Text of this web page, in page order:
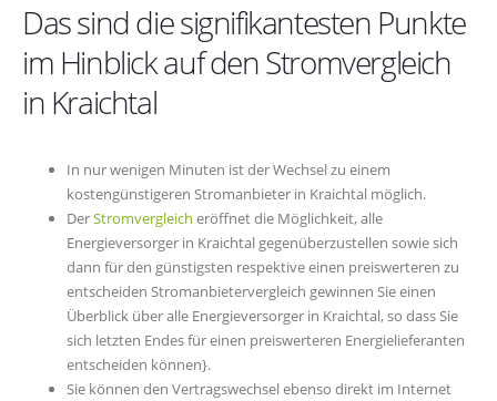
Das sind die signifikantesten Punkte
im Hinblick auf den Stromvergleich
in Kraichtal
In nur wenigen Minuten ist der Wechsel zu einem
kostengünstigeren Stromanbieter in Kraichtal möglich.
DerStromvergleich eröffnet die Möglichkeit, alle
Energieversorger in Kraichtal gegenüberzustellen sowie sich
dann für den günstigsten respektive einen preiswerteren zu
entscheiden Stromanbietervergleich gewinnen Sie einen
Überblick über alle Energieversorger in Kraichtal, so dass Sie
sich letzten Endes für einen preiswerteren Energielieferanten
entscheiden können}.
Sie können den Vertragswechsel ebenso direkt im Internet